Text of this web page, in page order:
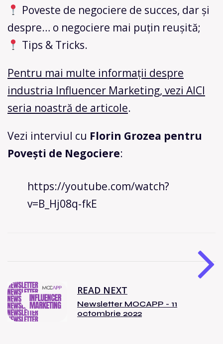
Poveste de negociere de succes, dar și
despre… o negociere mai puțin reușită;
Tips & Tricks.
Pentru mai multe informații despre
industria Influencer Marketing, vezi AICI
seria noastră de articole.
Vezi interviul cu Florin Grozea pentru
Povești de Negociere:
https://youtube.com/watch?
v=B_Hj08q-fkE
READ NEXT
Newsletter MOCAPP - 11
octombrie 2022